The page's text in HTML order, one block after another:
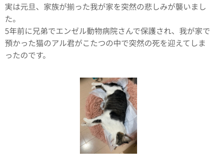
実は元旦、家族が揃った我が家を突然の悲しみが襲いまし
た。
5年前に兄弟でエンゼル動物病院さんで保護され、我が家で
預かった猫のアル君がこたつの中で突然の死を迎えてしま
ったのです。